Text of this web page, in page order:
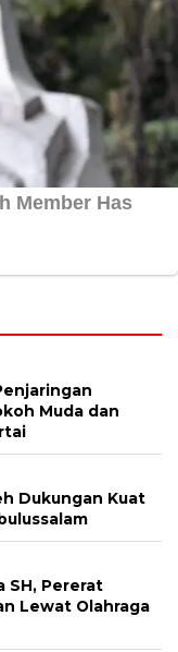
Muda dan
Dukungan Kuat
SH, Pererat
Lewat Olahraga